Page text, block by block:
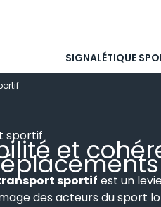
SIGNALÉTIQUE
sportif et
sportif est un
des acteurs du sport